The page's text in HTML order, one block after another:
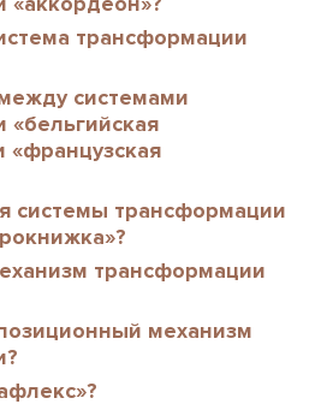
трансформации
системами
«французская
системы трансформации
трансформации
механизм